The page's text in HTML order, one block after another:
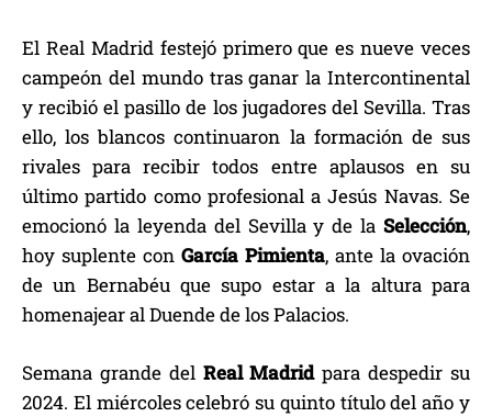
El Real Madrid festejó primero que es nueve veces
campeón del mundo tras ganar la Intercontinental
y recibió el pasillo de los jugadores del Sevilla. Tras
ello, los blancos continuaron la formación de sus
rivales para recibir todos entre aplausos en su
último partido como profesional a Jesús Navas. Se
emocionó la leyenda del Sevilla y de la Selección,
hoy suplente con García Pimienta, ante la ovación
de un Bernabéu que supo estar a la altura para
homenajear al Duende de los Palacios.
Semana grande del Real Madridpara despedir su
2024. El miércoles celebró su quinto título del año y